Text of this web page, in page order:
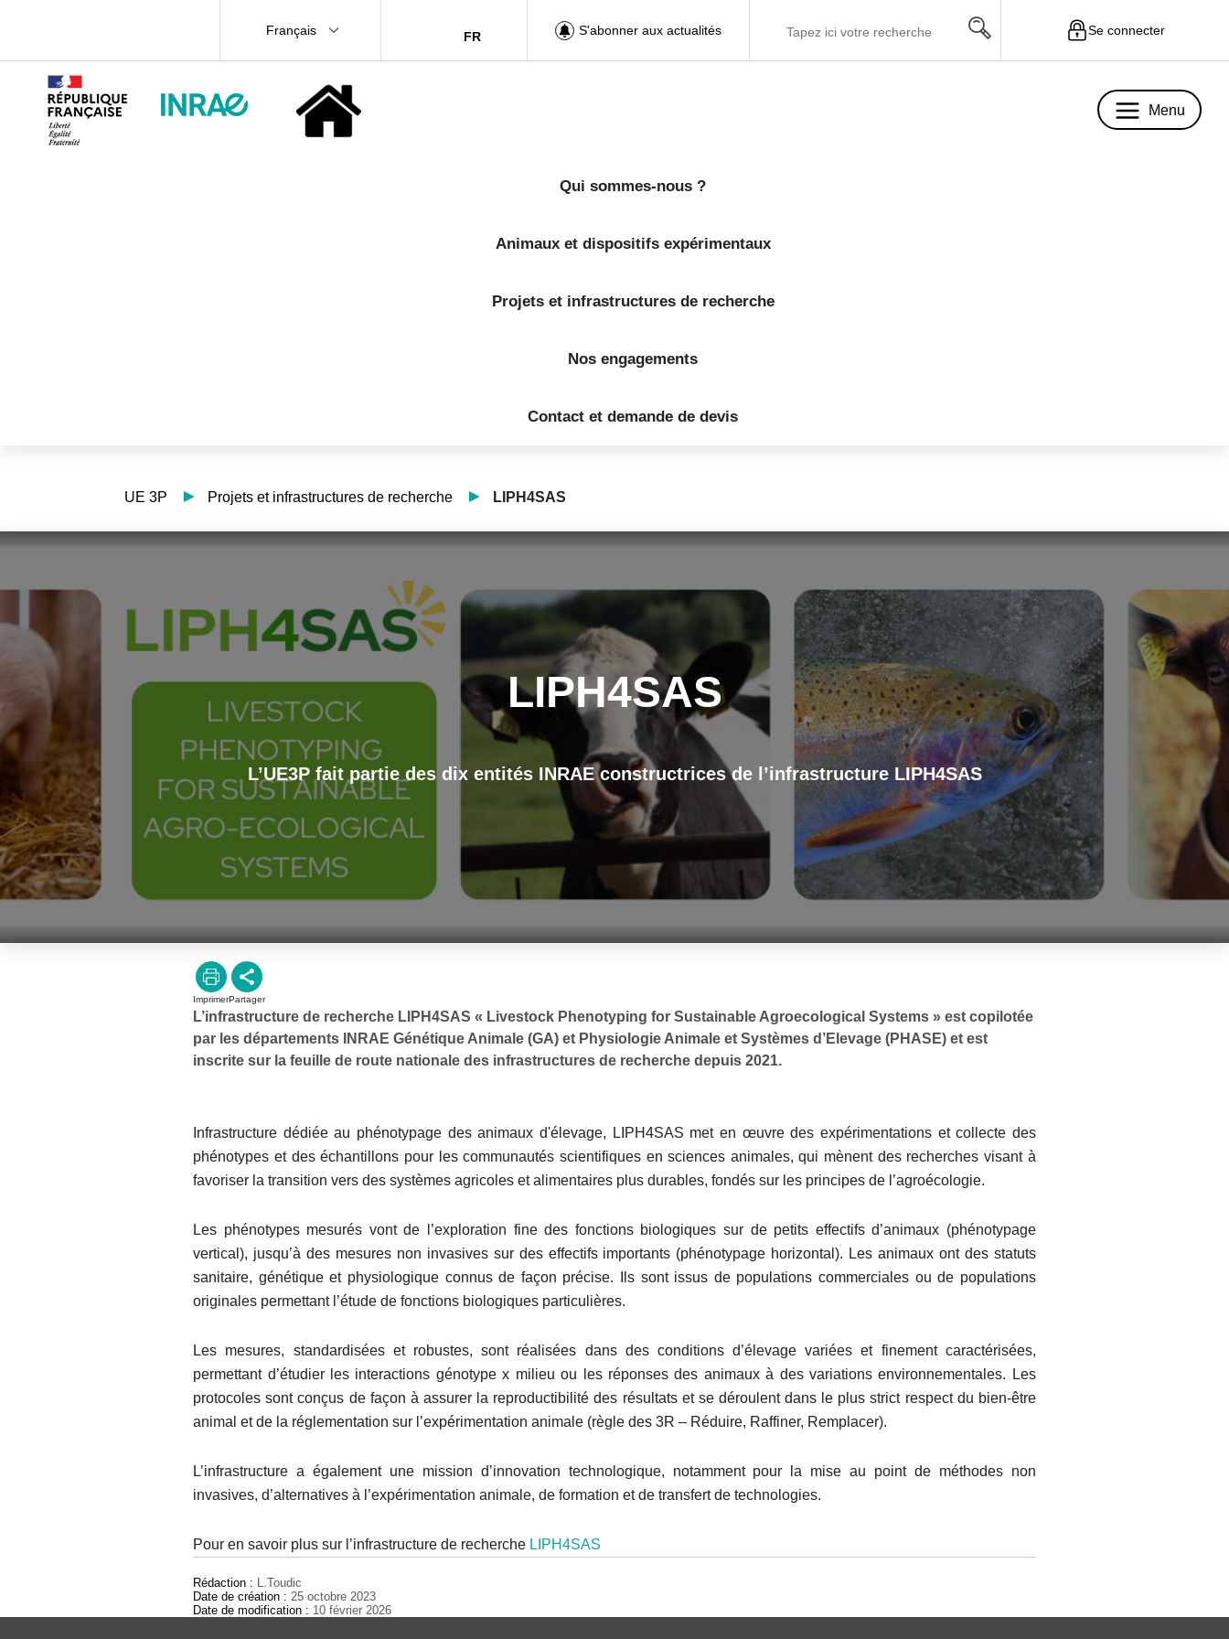
Français FR S'abonner aux actualités Se connecter
Menu
Qui sommes-nous ?
Animaux et dispositifs expérimentaux
Projets et infrastructures de recherche
Nos engagements
Contact et demande de devis
UE 3P Projets et infrastructures de recherche LIPH4SAS
LIPH4SAS
L’UE3P fait partie des dix entités INRAE constructrices de l’infrastructure LIPH4SAS
ImprimerPartager
L’infrastructure de recherche LIPH4SAS « Livestock Phenotyping for Sustainable Agroecological Systems » est copilotée
par les départements INRAE Génétique Animale (GA) et Physiologie Animale et Systèmes d’Elevage (PHASE) et est
inscrite sur la feuille de route nationale des infrastructures de recherche depuis 2021.
Infrastructure dédiée au phénotypage des animaux d'élevage, LIPH4SAS met en œuvre des expérimentations et collecte des
phénotypes et des échantillons pour les communautés scientifiques en sciences animales, qui mènent des recherches visant à
favoriser la transition vers des systèmes agricoles et alimentaires plus durables, fondés sur les principes de l’agroécologie.
Les phénotypes mesurés vont de l’exploration fine des fonctions biologiques sur de petits effectifs d’animaux (phénotypage
vertical), jusqu’à des mesures non invasives sur des effectifs importants (phénotypage horizontal). Les animaux ont des statuts
sanitaire, génétique et physiologique connus de façon précise. Ils sont issus de populations commerciales ou de populations
originales permettant l’étude de fonctions biologiques particulières.
Les mesures, standardisées et robustes, sont réalisées dans des conditions d’élevage variées et finement caractérisées,
permettant d’étudier les interactions génotype x milieu ou les réponses des animaux à des variations environnementales. Les
protocoles sont conçus de façon à assurer la reproductibilité des résultats et se déroulent dans le plus strict respect du bien-être
animal et de la réglementation sur l’expérimentation animale (règle des 3R – Réduire, Raffiner, Remplacer).
L’infrastructure a également une mission d’innovation technologique, notamment pour la mise au point de méthodes non
invasives, d’alternatives à l’expérimentation animale, de formation et de transfert de technologies.
Pour en savoir plus sur l’infrastructure de recherche LIPH4SAS
Rédaction : L.Toudic
Date de création : 25 octobre 2023
Date de modification : 10 février 2026